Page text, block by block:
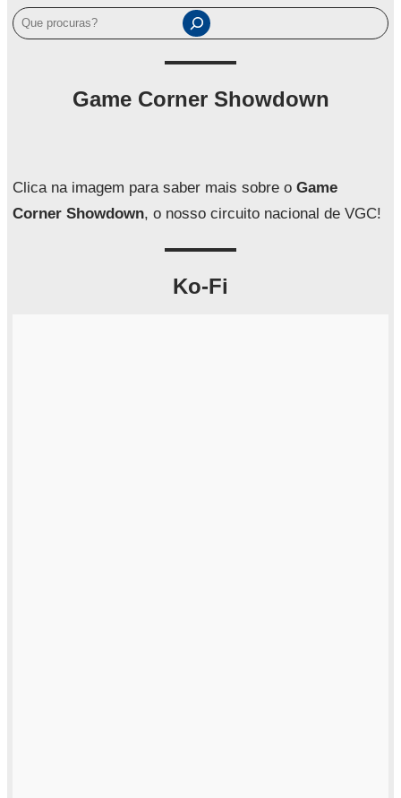
P
e
a
Game Corner Showdown
Clica na imagem para saber mais sobre o Game
Corner Showdown, o nosso circuito nacional de VGC!
Ko-Fi